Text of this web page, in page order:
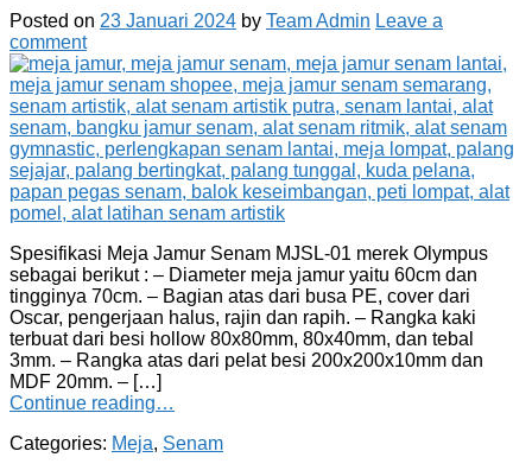
Posted on 23 Januari 2024 by Team Admin Leave a
comment
Spesifikasi Meja Jamur Senam MJSL-01 merek Olympus
sebagai berikut : – Diameter meja jamur yaitu 60cm dan
tingginya 70cm. – Bagian atas dari busa PE, cover dari
Oscar, pengerjaan halus, rajin dan rapih. – Rangka kaki
terbuat dari besi hollow 80x80mm, 80x40mm, dan tebal
3mm. – Rangka atas dari pelat besi 200x200x10mm dan
MDF 20mm. – […]
Continue reading…
Categories: Meja, Senam